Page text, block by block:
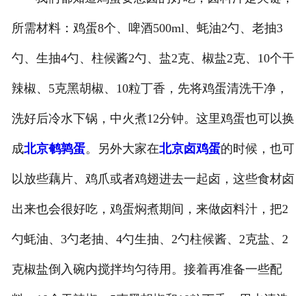
- 北京蜜汁味卤蛋
- 北京茶香味卤蛋
所需材料：鸡蛋8个、啤酒500ml、蚝油2勺、老抽3
勺、生抽4勺、柱候酱2勺、盐2克、椒盐2克、10个干
辣椒、5克黑胡椒、10粒丁香，先将鸡蛋清洗干净，
洗好后冷水下锅，中火煮12分钟。这里鸡蛋也可以换
成北京鹌鹑蛋。另外大家在北京卤鸡蛋的时候，也可
以放些藕片、鸡爪或者鸡翅进去一起卤，这些食材卤
出来也会很好吃，鸡蛋焖煮期间，来做卤料汁，把2
勺蚝油、3勺老抽、4勺生抽、2勺柱候酱、2克盐、2
克椒盐倒入碗内搅拌均匀待用。接着再准备一些配